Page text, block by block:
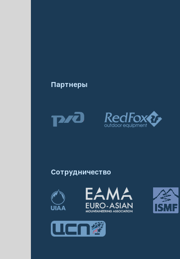
Партнеры
Сотрудничество